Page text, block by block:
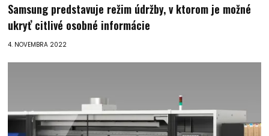
Samsung predstavuje režim údržby, v ktorom je možné
ukryť citlivé osobné informácie
4. NOVEMBRA 2022